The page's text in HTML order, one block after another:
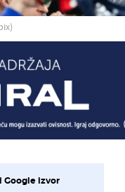
Google izvor